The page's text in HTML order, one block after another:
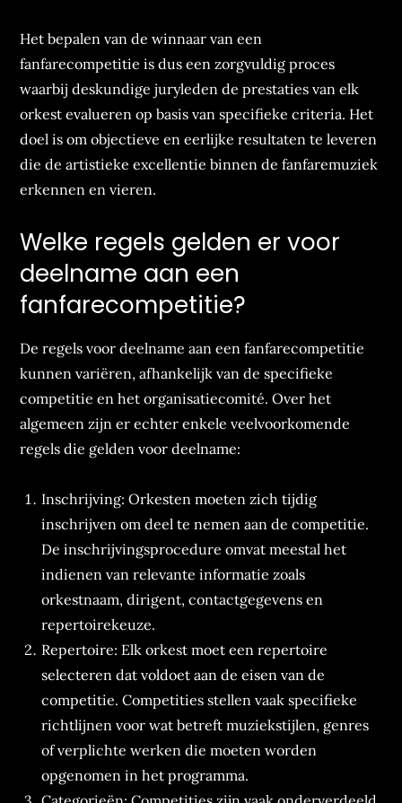
Het bepalen van de winnaar van een
fanfarecompetitie is dus een zorgvuldig proces
waarbij deskundige juryleden de prestaties van elk
orkest evalueren op basis van specifieke criteria. Het
doel is om objectieve en eerlijke resultaten te leveren
die de artistieke excellentie binnen de fanfaremuziek
erkennen en vieren.
Welke regels gelden er voor
deelname aan een
fanfarecompetitie?
De regels voor deelname aan een fanfarecompetitie
kunnen variëren, afhankelijk van de specifieke
competitie en het organisatiecomité. Over het
algemeen zijn er echter enkele veelvoorkomende
regels die gelden voor deelname:
Inschrijving: Orkesten moeten zich tijdig
inschrijven om deel te nemen aan de competitie.
De inschrijvingsprocedure omvat meestal het
indienen van relevante informatie zoals
orkestnaam, dirigent, contactgegevens en
repertoirekeuze.
Repertoire: Elk orkest moet een repertoire
selecteren dat voldoet aan de eisen van de
competitie. Competities stellen vaak specifieke
richtlijnen voor wat betreft muziekstijlen, genres
of verplichte werken die moeten worden
opgenomen in het programma.